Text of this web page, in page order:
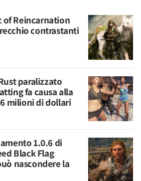
of Reincarnation
contrastanti
paralizzato
fa causa alla
milioni di dollari
1.0.6 di
Black Flag
nascondere la